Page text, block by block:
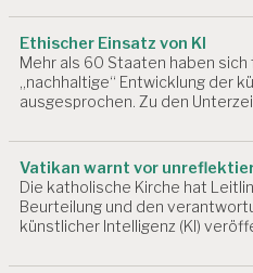
O
D
K
V
I
T
Ethischer Einsatz von KI
Mehr als 60 Staaten haben sich
„nachhaltige“ Entwicklung der
ausgesprochen. Zu den
Vatikan warnt vor
Die katholische Kirche hat
Beurteilung und den
künstlicher Intelligenz (KI)